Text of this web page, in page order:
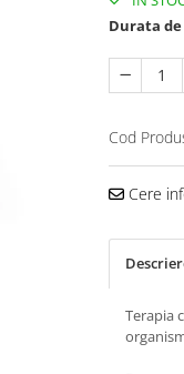
Durata
Cod
Cere
Terapia